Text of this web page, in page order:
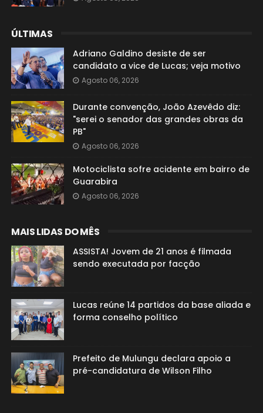
ÚLTIMAS
Adriano Galdino desiste de ser
candidato a vice de Lucas; veja motivo
Agosto 06, 2026
Durante convenção, João Azevêdo diz:
"serei o senador das grandes obras da
PB"
Agosto 06, 2026
Motociclista sofre acidente em bairro de
Guarabira
Agosto 06, 2026
MAIS LIDAS DO MÊS
ASSISTA! Jovem de 21 anos é filmada
sendo executada por facção
Lucas reúne 14 partidos da base aliada e
forma conselho político
Prefeito de Mulungu declara apoio a
pré-candidatura de Wilson Filho